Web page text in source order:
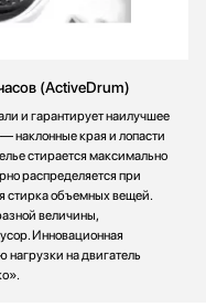
(ActiveDrum)
и гарантирует наилучшее
наклонные края и лопасти
стирается максимально
распределяется при
стирка объемных вещей.
величины,
Инновационная
нагрузки на двигатель